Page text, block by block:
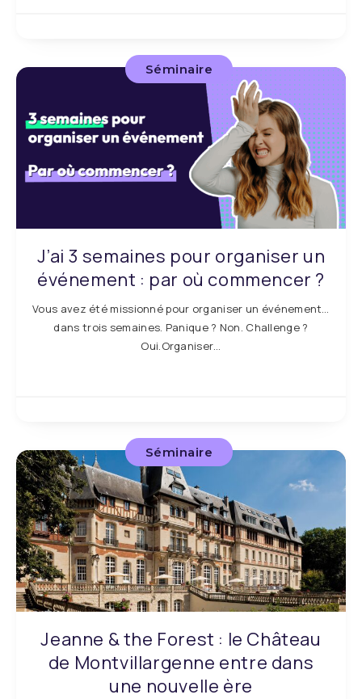
Séminaire
J’ai 3 semaines pour organiser un
événement : par où commencer ?
Vous avez été missionné pour organiser un événement…
dans trois semaines. Panique ? Non. Challenge ?
Oui.Organiser…
Séminaire
Jeanne & the Forest : le Château
de Montvillargenne entre dans
une nouvelle ère